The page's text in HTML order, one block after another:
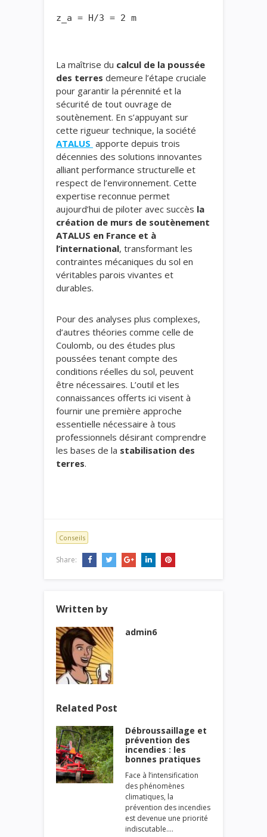
La maîtrise du calcul de la poussée
des terres demeure l’étape cruciale
pour garantir la pérennité et la
sécurité de tout ouvrage de
soutènement. En s’appuyant sur
cette rigueur technique, la société
ATALUS apporte depuis trois
décennies des solutions innovantes
alliant performance structurelle et
respect de l’environnement. Cette
expertise reconnue permet
aujourd’hui de piloter avec succès la
création de murs de soutènement
ATALUS en France et à
l’international, transformant les
contraintes mécaniques du sol en
véritables parois vivantes et
durables.
Pour des analyses plus complexes,
d’autres théories comme celle de
Coulomb, ou des études plus
poussées tenant compte des
conditions réelles du sol, peuvent
être nécessaires. L’outil et les
connaissances offerts ici visent à
fournir une première approche
essentielle nécessaire à tous
professionnels désirant comprendre
les bases de la stabilisation des
terres.
Conseils
Share:
Written by
admin6
Related Post
Débroussaillage et
prévention des
incendies : les
bonnes pratiques
Face à l’intensification
des phénomènes
climatiques, la
prévention des incendies
est devenue une priorité
indiscutable.…